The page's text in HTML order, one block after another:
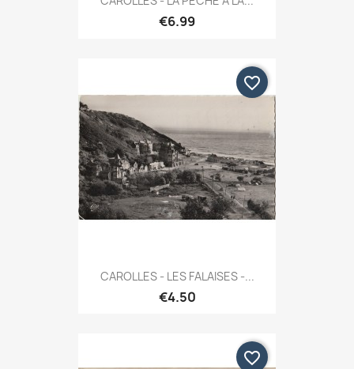
€6.99
CAROLLES - LES FALAISES -...
€4.50
favorite_border
favorite_border